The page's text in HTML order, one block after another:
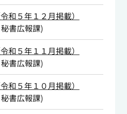
和５年１２月掲載）
秘書広報課)
和５年１１月掲載）
秘書広報課)
和５年１０月掲載）
秘書広報課)